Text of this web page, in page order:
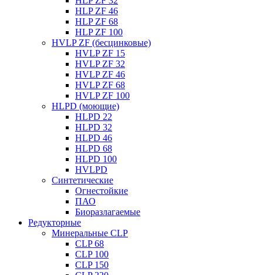
HLP ZF 46
HLP ZF 68
HLP ZF 100
HVLP ZF (бесцинковые)
HVLP ZF 15
HVLP ZF 32
HVLP ZF 46
HVLP ZF 68
HVLP ZF 100
HLPD (моющие)
HLPD 22
HLPD 32
HLPD 46
HLPD 68
HLPD 100
HVLPD
Синтетические
Огнестойкие
ПАО
Биоразлагаемые
Редукторные
Минеральные CLP
CLP 68
CLP 100
CLP 150